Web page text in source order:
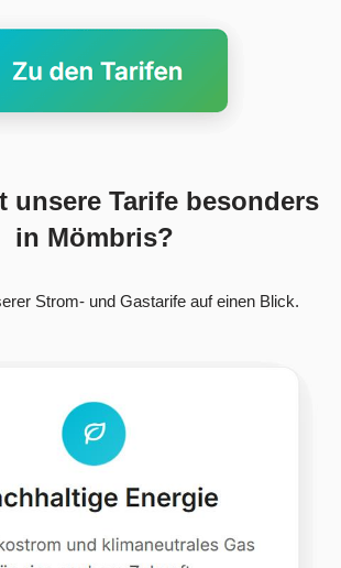
unsere Tarife besonders
in Mömbris?
Strom- und Gastarife auf einen Blick.